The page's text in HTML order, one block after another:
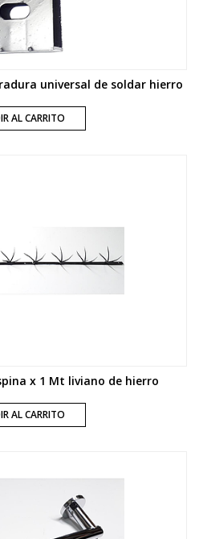
universal de soldar hierro
AL CARRITO
x 1 Mt liviano de hierro
AL CARRITO